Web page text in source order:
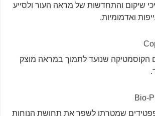
שיקום והתחדשות של מראה העור ולסייע
ואדמומיות.
הקוסמטיקה שנועד לתמוך במראה מוצק
Bio-
שמטרתו לשפר את תחושת הנוחות